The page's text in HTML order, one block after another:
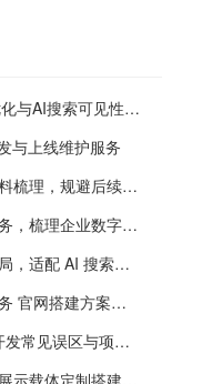
AI搜索可见性服务
与上线维护服务
规避后续各类使用难题
业数字化落地常见难点
搜索需要留意这些要点
搭建方案经验分享
区与项目规划实用经验
载体定制搭建服务